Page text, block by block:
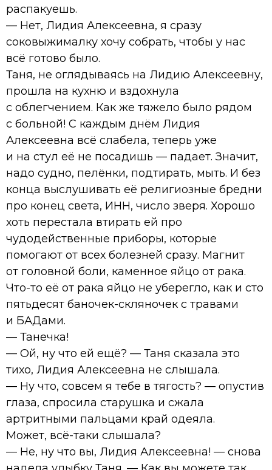
распакуешь.
— Нет, Лидия Алексеевна, я сразу
соковыжималку хочу собрать, чтобы у нас
всё готово было.
Таня, не оглядываясь на Лидию Алексеевну,
прошла на кухню и вздохнула
с облегчением. Как же тяжело было рядом
с больной! С каждым днём Лидия
Алексеевна всё слабела, теперь уже
и на стул её не посадишь — падает. Значит,
надо судно, пелёнки, подтирать, мыть. И без
конца выслушивать её религиозные бредни
про конец света, ИНН, число зверя. Хорошо
хоть перестала втирать ей про
чудодейственные приборы, которые
помогают от всех болезней сразу. Магнит
от головной боли, каменное яйцо от рака.
Что-то её от рака яйцо не уберегло, как и сто
пятьдесят баночек-скляночек с травами
и БАДами.
— Танечка!
— Ой, ну что ей ещё? — Таня сказала это
тихо, Лидия Алексеевна не слышала.
— Ну что, совсем я тебе в тягость? — опустив
глаза, спросила старушка и сжала
артритными пальцами край одеяла.
Может, всё-таки слышала?
— Не, ну что вы, Лидия Алексеевна! — снова